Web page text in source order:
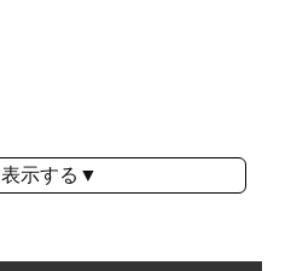
表示する▼